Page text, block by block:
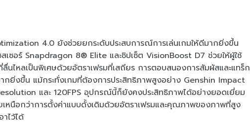
4.0 ยังช่วยยกระดับประสบการณ์การเล่นเกมให้ดีมากยิ่งขึ้น
สเซอร์ Snapdragon 8® Elite และชิปเซ็ต VisionBoost D7 ช่วยให้ผู้ใช้
ลื่นไหลเป็นพิเศษด้วยอัตราเฟรมที่เสถียร การตอบสนองการสัมผัสและแทร็ก
กยิ่งขึ้น แม้กระทั่งเกมที่ต้องการประสิทธิภาพสูงอย่าง Genshin Impact
และ 120FPS อุปกรณ์นี้ก็ยังคงประสิทธิภาพได้อย่างยอดเยี่ยม
เหนือกว่าการตั้งค่าแบบดั้งเดิมด้วยอัตราเฟรมและคุณภาพของภาพที่สูง
ไว้ได้